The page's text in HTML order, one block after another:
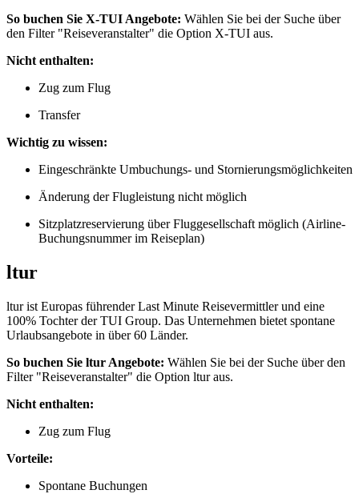
So buchen Sie X-TUI Angebote: Wählen Sie bei der Suche über
den Filter "Reiseveranstalter" die Option X-TUI aus.
Nicht enthalten:
Zug zum Flug
Transfer
Wichtig zu wissen:
Eingeschränkte Umbuchungs- und Stornierungsmöglichkeiten
Änderung der Flugleistung nicht möglich
Sitzplatzreservierung über Fluggesellschaft möglich (Airline-
Buchungsnummer im Reiseplan)
ltur
ltur ist Europas führender Last Minute Reisevermittler und eine
100% Tochter der TUI Group. Das Unternehmen bietet spontane
Urlaubsangebote in über 60 Länder.
So buchen Sie ltur Angebote: Wählen Sie bei der Suche über den
Filter "Reiseveranstalter" die Option ltur aus.
Nicht enthalten:
Zug zum Flug
Vorteile:
Spontane Buchungen